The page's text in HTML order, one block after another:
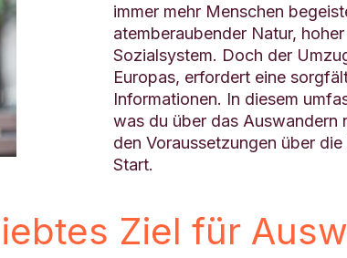
immer mehr Menschen
atemberaubender Natur,
Sozialsystem. Doch der
Europas, erfordert eine
Informationen. In diesem
was du über das Auswandern
den Voraussetzungen über
Start.
Ziel für